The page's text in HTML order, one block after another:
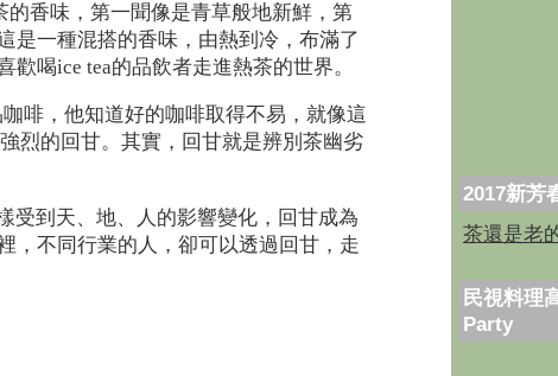
的香味，第一聞像是青草般地新鮮，第
是一種混搭的香味，由熱到冷，布滿了
歡喝ice tea的品飲者走進熱茶的世界。
啡，他知道好的咖啡取得不易，就像這
烈的回甘。其實，回甘就是辨別茶幽劣
受到天、地、人的影響變化，回甘成為
，不同行業的人，卻可以透過回甘，走
2017新芳
茶還是老
民視料理
Party